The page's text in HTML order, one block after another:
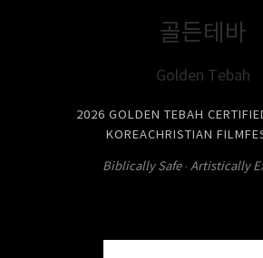
골든테바
Golden Tebah
2026 GOLDEN TEBAH
KOREACHRISTIAN
Biblically Safe · Artistically